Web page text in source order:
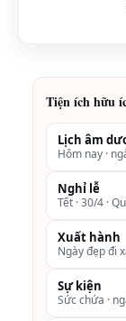
Nhận
phòng
phòng
Trên đây là chi
Vũng Tàu 4
nhất tri ân
Để được tư vấn
Tiện ích hữu
Lịch âm
Hôm nay ·
Nghỉ lễ
Tết · 30/4 ·
Xuất hành
Ngày đẹp đi
Sự kiện
Sức chứa ·